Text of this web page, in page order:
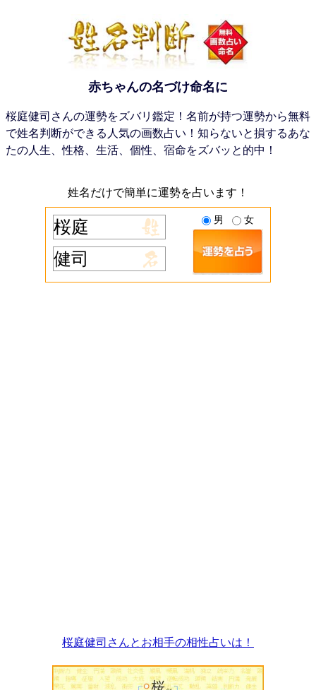
赤ちゃんの名づけ命名に
桜庭健司さんの運勢をズバリ鑑定！名前が持つ運勢から無料
で姓名判断ができる人気の画数占い！知らないと損するあな
たの人生、性格、生活、個性、宿命をズバッと的中！
姓名だけで簡単に運勢を占います！
男 女
桜庭健司さんとお相手の相性占いは！